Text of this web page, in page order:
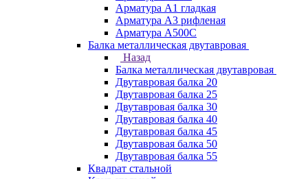
Арматура А1 гладкая
Арматура А3 рифленая
Арматура А500С
Балка металлическая двутавровая
Назад
Балка металлическая двутавровая
Двутавровая балка 20
Двутавровая балка 25
Двутавровая балка 30
Двутавровая балка 40
Двутавровая балка 45
Двутавровая балка 50
Двутавровая балка 55
Квадрат стальной